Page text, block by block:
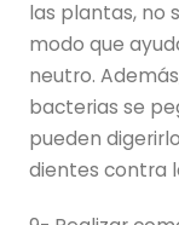
las plantas, no
modo que
neutro.
bacterias se
pueden
dientes contra